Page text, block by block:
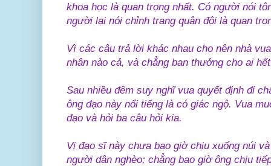
khoa học là quan trọng nhất. Có người nói
người lại nói chỉnh trang quân đội là quan
Vì các câu trả lời khác nhau cho nên nhà
nhân nào cả, và chẳng ban thưởng cho ai
Sau nhiều đêm suy nghĩ vua quyết định đi
ông đạo này nổi tiếng là có giác ngộ. Vua
đạo và hỏi ba câu hỏi kia.
Vị đạo sĩ này chưa bao giờ chịu xuống núi
người dân nghèo; chẳng bao giờ ông chịu